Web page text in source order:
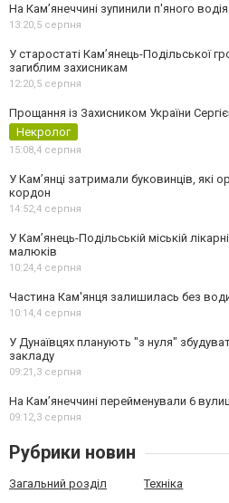
На Камʼянеччині зупинили п'яного
13:20,5 серпня
У старостаті Кам’янець-Подільської
загиблим захисникам
12:20,5 серпня
Прощання із Захисником України
Некролог
15:08,4 серпня
У Кам’янці затримали буковинців, які
кордон
14:52,4 серпня
У Кам’янець-Подільській міській
малюків
10:24,4 серпня
Частина Кам'янця залишилась без
10:14,4 серпня
У Дунаївцях планують "з нуля"
закладу
09:21,3 серпня
На Камʼянеччині перейменували 6
09:12,3 серпня
Рубрики новин
Загальний розділ Техніка